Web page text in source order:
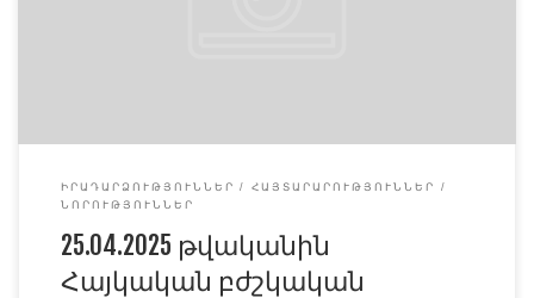
ԻՐԱԴԱՐՁՈՒԹՅՈՒՆՆԵՐ
ՀԱՅՏԱՐԱՐՈՒԹՅՈՒՆՆԵՐ
ՆՈՐՈՒԹՅՈՒՆՆԵՐ
25.04.2025 թվականին
Հայկական բժշկական